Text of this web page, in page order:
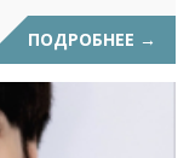
ПОДРОБНЕЕ →